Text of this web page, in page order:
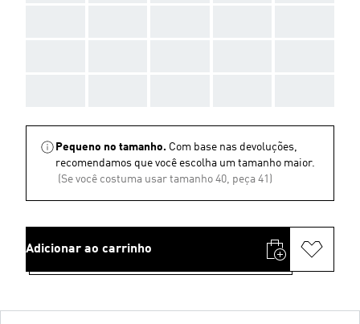
Pequeno no tamanho. Com base nas devoluções,
recomendamos que você escolha um tamanho maior.
(Se você costuma usar tamanho 40, peça 41)
Adicionar ao carrinho